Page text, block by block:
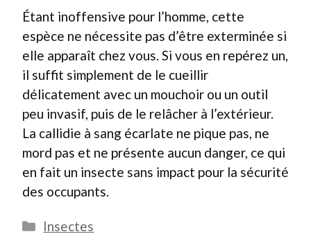
Étant inoffensive pour l’homme, cette
espèce ne nécessite pas d’être exterminée si
elle apparaît chez vous. Si vous en repérez un,
il suffit simplement de le cueillir
délicatement avec un mouchoir ou un outil
peu invasif, puis de le relâcher à l’extérieur.
La callidie à sang écarlate ne pique pas, ne
mord pas et ne présente aucun danger, ce qui
en fait un insecte sans impact pour la sécurité
des occupants.
Catégories
Insectes